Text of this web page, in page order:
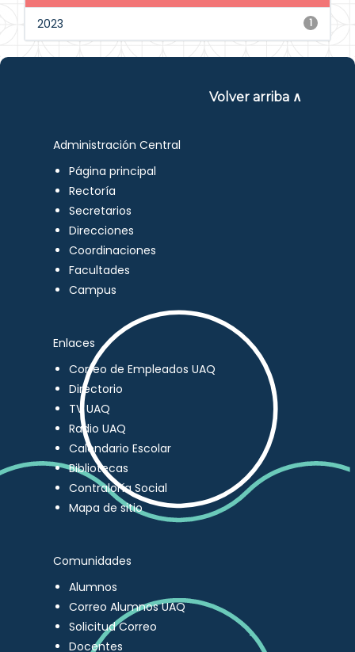
1
2023
Volver arriba ∧
Administración Central
Página principal
Rectoría
Secretarios
Direcciones
Coordinaciones
Facultades
Campus
Enlaces
Correo de Empleados UAQ
Directorio
TV UAQ
Radio UAQ
Calendario Escolar
Bibliotecas
Contraloría Social
Mapa de sitio
Comunidades
Alumnos
Correo Alumnos UAQ
Solicitud Correo
Docentes